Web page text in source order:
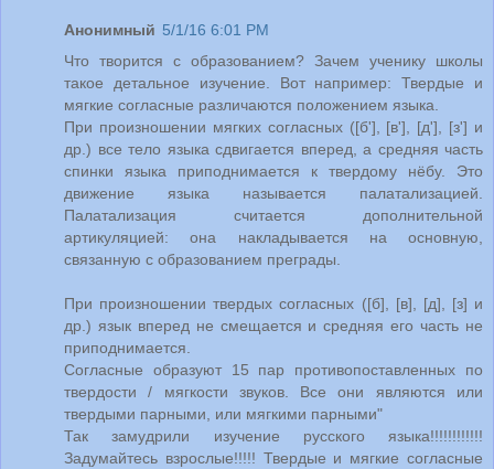
Анонимный 5/1/16 6:01 PM
Что творится с образованием? Зачем ученику школы
такое детальное изучение. Вот например: Твердые и
мягкие согласные различаются положением языка.
При произношении мягких согласных ([б'], [в'], [д'], [з'] и
др.) все тело языка сдвигается вперед, а средняя часть
спинки языка приподнимается к твердому нёбу. Это
движение языка называется палатализацией.
Палатализация считается дополнительной
артикуляцией: она накладывается на основную,
связанную с образованием преграды.
При произношении твердых согласных ([б], [в], [д], [з] и
др.) язык вперед не смещается и средняя его часть не
приподнимается.
Согласные образуют 15 пар противопоставленных по
твердости / мягкости звуков. Все они являются или
твердыми парными, или мягкими парными"
Так замудрили изучение русского языка!!!!!!!!!!!!
Задумайтесь взрослые!!!!! Твердые и мягкие согласные